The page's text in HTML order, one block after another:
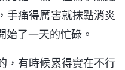
手痛得厲害就抹點消炎
始了一天的忙碌。
，有時候累得實在不行